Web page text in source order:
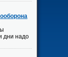
дни надо